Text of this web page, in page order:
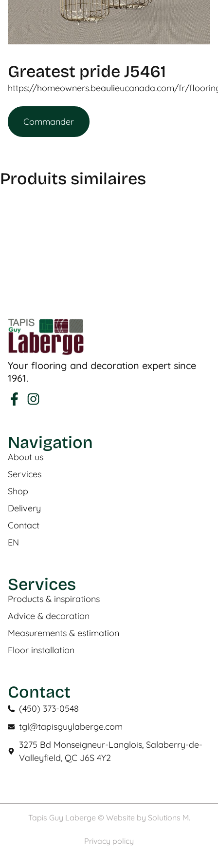
Greatest pride J5461
https://homeowners.beaulieucanada.com/fr/
Commander
Produits similaires
Your flooring and decoration expert since
1961.
Navigation
About us
Services
Shop
Delivery
Contact
EN
Services
Products & inspirations
Advice & decoration
Measurements & estimation
Floor installation
Contact
(450) 373-0548
tgl@tapisguylaberge.com
3275 Bd Monseigneur-Langlois, Salaberry-de-
Valleyfield, QC J6S 4Y2
Tapis Guy Laberge © Website by Solutions M.
Privacy policy